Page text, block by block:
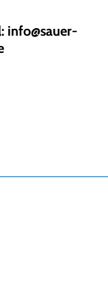
info@sauer-